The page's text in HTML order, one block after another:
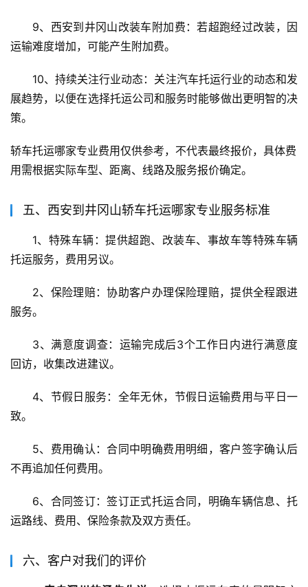
9、西安到井冈山改装车附加费：若超跑经过改装，因
运输难度增加，可能产生附加费。
10、持续关注行业动态：关注汽车托运行业的动态和发
展趋势，以便在选择托运公司和服务时能够做出更明智的决
策。
轿车托运哪家专业费用仅供参考，不代表最终报价，具体费
用需根据实际车型、距离、线路及服务报价确定。
五、西安到井冈山轿车托运哪家专业服务标准
1、特殊车辆：提供超跑、改装车、事故车等特殊车辆
托运服务，费用另议。
2、保险理赔：协助客户办理保险理赔，提供全程跟进
服务。
3、满意度调查：运输完成后3个工作日内进行满意度
回访，收集改进建议。
4、节假日服务：全年无休，节假日运输费用与平日一
致。
5、费用确认：合同中明确费用明细，客户签字确认后
不再追加任何费用。
6、合同签订：签订正式托运合同，明确车辆信息、托
运路线、费用、保险条款及双方责任。
六、客户对我们的评价